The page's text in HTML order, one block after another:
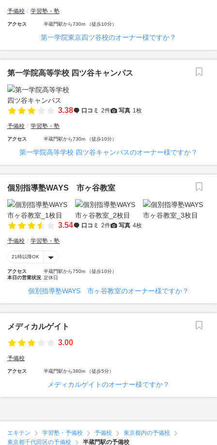
予備校 学習塾・塾
アクセス 半蔵門駅から730m （徒歩10分）
第一学院東京四ツ谷校のオーナー様ですか？
第一学院高等学校 四ツ谷キャンパス
3.38 口コミ 2件 写真 1枚
予備校 学習塾・塾
アクセス 半蔵門駅から730m （徒歩10分）
第一学院高等学校 四ツ谷キャンパスのオーナー様ですか？
個別指導塾WAYS 市ヶ谷教室
3.54 口コミ 2件 写真 4枚
予備校 学習塾・塾
21時以降OK
アクセス
半蔵門駅から750m （徒歩10分）
本日の営業状況 定休日
個別指導塾WAYS 市ヶ谷教室のオーナー様ですか？
メディカルゲイト
3.00
予備校
アクセス 半蔵門駅から380m （徒歩5分）
メディカルゲイトのオーナー様ですか？
エキテン 学習塾・予備校 予備校
東京都内の予備校
東京都千代田区の予備校
半蔵門駅の予備校